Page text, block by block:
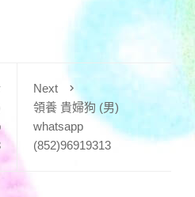
Next
領養 貴婦狗 (男)
whatsapp
(852)96919313